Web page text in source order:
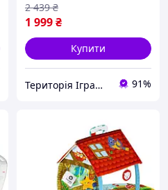
1 999₴
2 439 ₴
Купити
Територія Іграшок 91%